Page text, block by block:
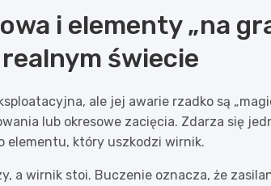
i elementy „na
świecie
ale jej awarie rzadko są
lub okresowe zacięcia. Zdarza się
elementu, który uszkodzi wirnik.
a wirnik stoi. Buczenie oznacza, że